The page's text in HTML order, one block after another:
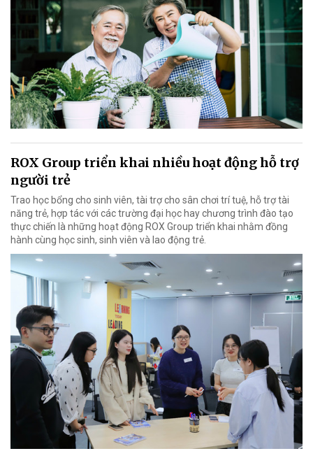
ROX Group triển khai nhiều hoạt động hỗ trợ
người trẻ
Trao học bổng cho sinh viên, tài trợ cho sân chơi trí tuệ, hỗ trợ tài
năng trẻ, hợp tác với các trường đại học hay chương trình đào tạo
thực chiến là những hoạt động ROX Group triển khai nhằm đồng
hành cùng học sinh, sinh viên và lao động trẻ.